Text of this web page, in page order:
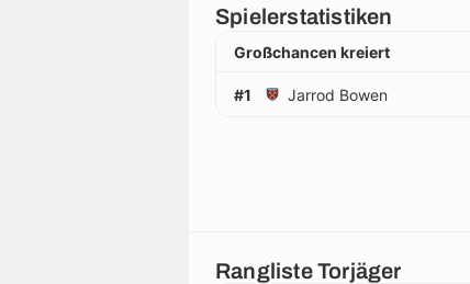
Spielerstatistiken
Großchancen kreiert
#1 Jarrod Bowen
Rangliste Torjäger